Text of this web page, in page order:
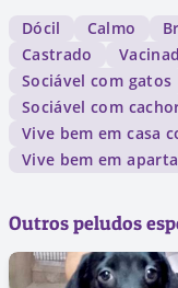
Dócil Calmo
Castrado
Sociável com gatos
Sociável com
Vive bem em casa
Vive bem em
Outros peludos